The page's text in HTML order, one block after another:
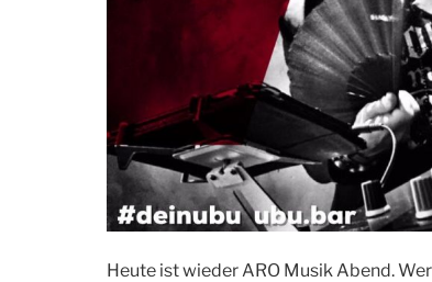
Heute ist wieder ARO Musik Abend.